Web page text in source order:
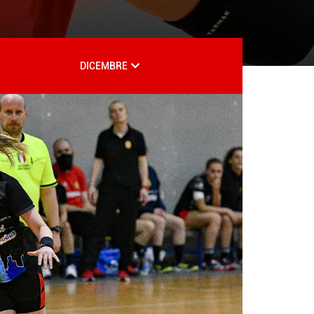
DICEMBRE